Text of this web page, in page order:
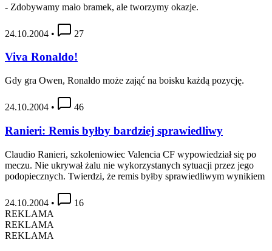
- Zdobywamy mało bramek, ale tworzymy okazje.
24.10.2004 • 27
Viva Ronaldo!
Gdy gra Owen, Ronaldo może zająć na boisku każdą pozycję.
24.10.2004 • 46
Ranieri: Remis byłby bardziej sprawiedliwy
Claudio Ranieri, szkoleniowiec Valencia CF wypowiedział się po
meczu. Nie ukrywał żalu nie wykorzystanych sytuacji przez jego
podopiecznych. Twierdzi, że remis byłby sprawiedliwym wynikiem
24.10.2004 •
16
REKLAMA
REKLAMA
REKLAMA